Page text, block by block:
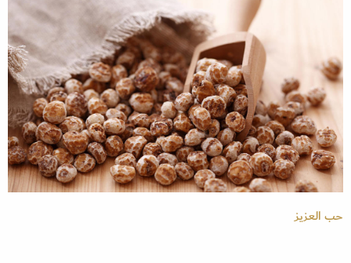
حب العزيز